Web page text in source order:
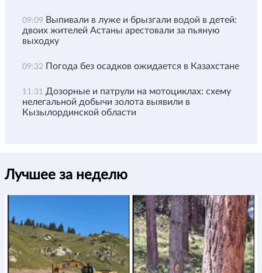
09:09 Выпивали в луже и брызгали водой в детей:
двоих жителей Астаны арестовали за пьяную
выходку
09:32 Погода без осадков ожидается в Казахстане
11:31 Дозорные и патрули на мотоциклах: схему
нелегальной добычи золота выявили в
Кызылординской области
Лучшее за неделю